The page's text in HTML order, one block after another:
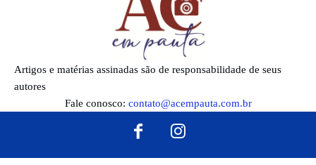
Artigos e matérias assinadas são de responsabilidade de seus
autores
Fale conosco: contato@acempauta.com.br